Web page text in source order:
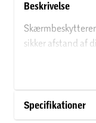
Beskrivelse
sikker afstand af
Installationen er
Specifikationer